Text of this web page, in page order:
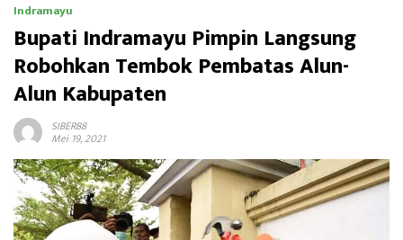
Indramayu
Bupati Indramayu Pimpin Langsung
Robohkan Tembok Pembatas Alun-
Alun Kabupaten
SIBER88
Mei 19, 2021